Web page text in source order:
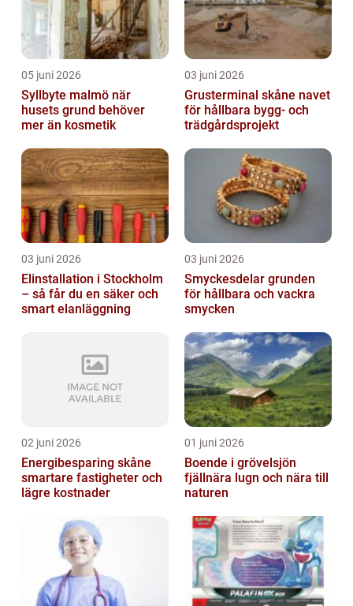
05 juni 2026
Syllbyte malmö när
husets grund behöver
mer än kosmetik
03 juni 2026
Grusterminal skåne navet
för hållbara bygg- och
trädgårdsprojekt
03 juni 2026
Elinstallation i Stockholm
– så får du en säker och
smart elanläggning
03 juni 2026
Smyckesdelar grunden
för hållbara och vackra
smycken
02 juni 2026
Energibesparing skåne
smartare fastigheter och
lägre kostnader
01 juni 2026
Boende i grövelsjön
fjällnära lugn och nära till
naturen